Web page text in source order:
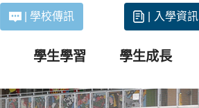
| 學校傳訊 | 入學資訊
學生學習 學生成長